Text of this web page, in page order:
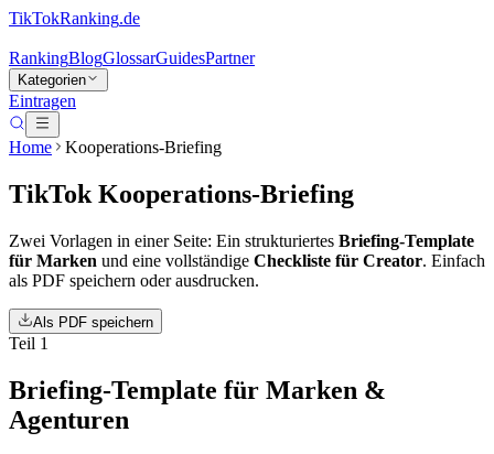
TikTokRanking.de
RankingBlogGlossarGuidesPartner
Kategorien
Eintragen
Home Kooperations-Briefing
TikTok Kooperations-Briefing
Zwei Vorlagen in einer Seite: Ein strukturiertes Briefing-Template
für Marken und eine vollständige Checkliste für Creator. Einfach
als PDF speichern oder ausdrucken.
Als PDF speichern
Teil 1
Briefing-Template für Marken &
Agenturen